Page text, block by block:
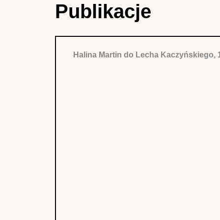
Publikacje
Halina Martin do Lecha Kaczyńskiego,